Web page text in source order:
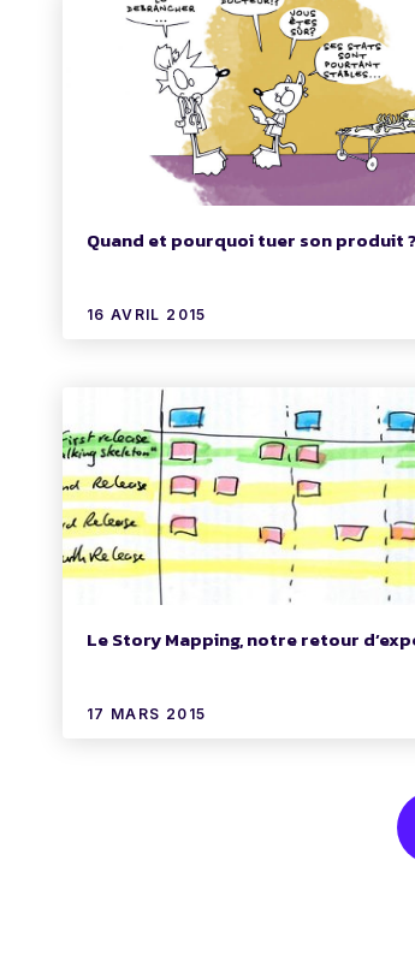
Quand et pourquoi tuer son produit ?
16 AVRIL 2015
Le Story Mapping, notre retour
17 MARS 2015